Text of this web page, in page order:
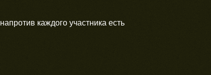
каждого участника есть